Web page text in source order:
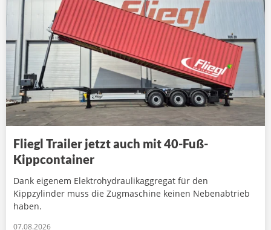
Fliegl Trailer jetzt auch mit 40-Fuß-
Kippcontainer
Dank eigenem Elektrohydraulikaggregat für den
Kippzylinder muss die Zugmaschine keinen Nebenabtrieb
haben.
07.08.2026